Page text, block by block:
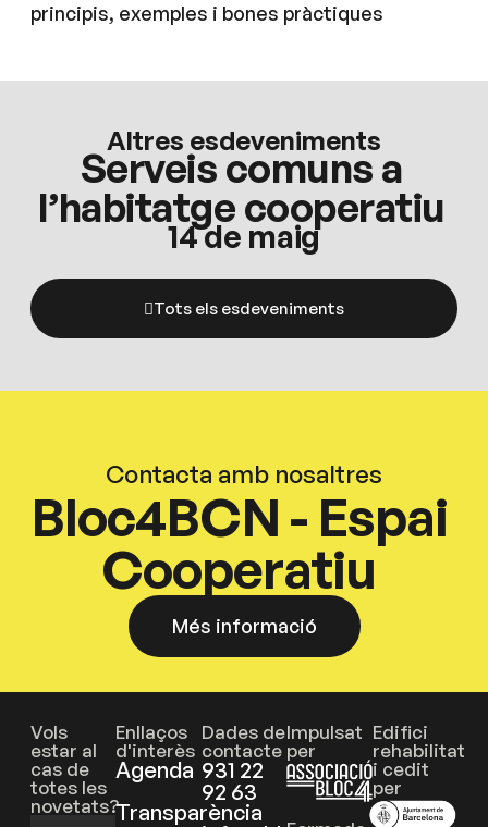
principis, exemples i bones pràctiques
Altres esdeveniments
Serveis comuns a
l’habitatge cooperatiu
14 de maig
Tots els esdeveniments
Contacta amb nosaltres
Bloc4BCN - Espai
Cooperatiu
Més informació
Vols
estar al
cas de
totes les
novetats?
Enllaços
d'interès
Agenda
Transparència
Dades de
contacte
931 22
92 63
Impulsat
per
Edifici
rehabilitat
i cedit
per